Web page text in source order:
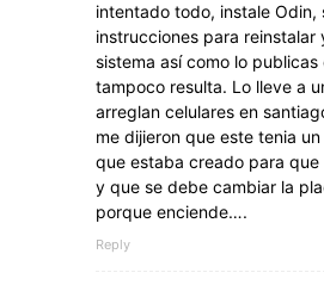
intentado todo, instale Odin,
instrucciones para reinstalar
sistema así como lo
tampoco resulta. Lo lleve a
arreglan celulares en
me dijieron que este tenia
que estaba creado para
y que se debe cambiar la
porque enciende….
Reply